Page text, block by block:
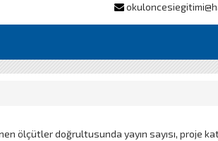
ölçütler doğrultusunda yayın sayısı, proje